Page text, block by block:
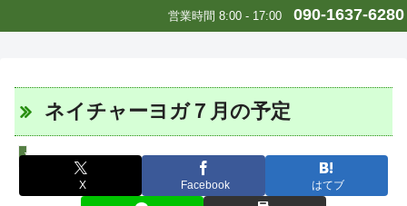
営業時間 8:00 - 17:00 090-1637-6280
ネイチャーヨガ７月の予定
J-WETインド支部～ヨガのこころ～
X Facebook はてブ